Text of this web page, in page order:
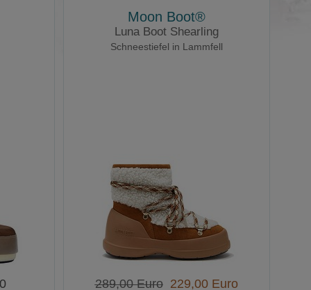
Moon Boot®
Luna Boot Shearling
Schneestiefel in Lammfell
289,00 Euro229,00 Euro